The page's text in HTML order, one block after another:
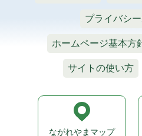
プライバシ
ホームページ基本方
サイトの使い方
ながれやまマップ